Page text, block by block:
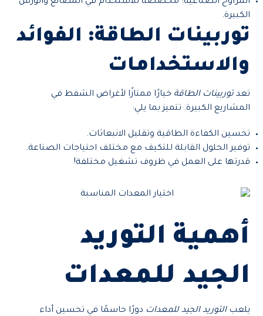
الكبيرة.
توربينات الطاقة: الفوائد
والاستخدامات
تعدتوربينات الطاقة خيارًا ممتازًا لأغراض الشفط في
المشاريع الكبيرة. تتميز بما يلي:
تحسين الكفاءة الطاقية وتقليل الانبعاثات.
توفير الحلول القابلة للتكيف مع مختلف احتياجات الصناعة.
قدرتها على العمل في ظروف تشغيل مختلفة!
أهمية التوريد
الجيد للمعدات
يلعبالتوريد الجيد للمعدات دورًا حاسمًا في تحسين أداء